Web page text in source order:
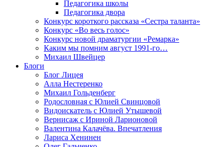
Педагогика школы
Педагогика двора
Конкурс короткого рассказа «Сестра таланта»
Конкурс «Во весь голос»
Конкурс новой драматургии «Ремарка»
Каким мы помним август 1991-го…
Михаил Швейцер
Блоги
Блог Лицея
Алла Нестеренко
Михаил Гольденберг
Родословная с Юлией Свинцовой
Видоискатель с Юлией Утышевой
Вернисаж с Ириной Ларионовой
Валентина Калачёва. Впечатления
Лариса Хенинен